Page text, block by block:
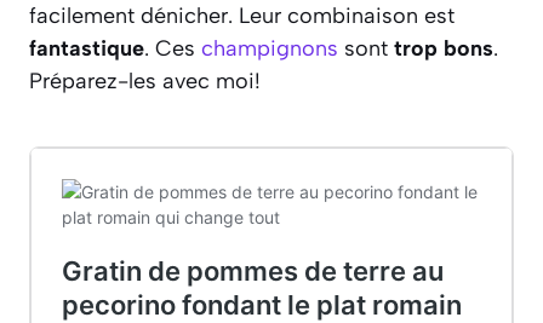
facilement dénicher. Leur combinaison est
fantastique. Ces champignons sont trop bons.
Préparez-les avec moi!